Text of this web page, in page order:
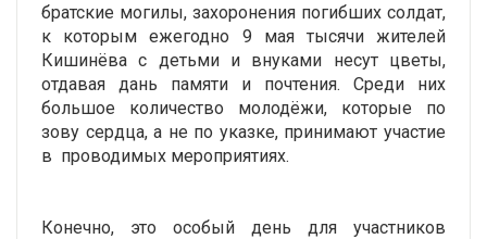
братские могилы, захоронения погибших солдат,
к которым ежегодно 9 мая тысячи жителей
Кишинёва с детьми и внуками несут цветы,
отдавая дань памяти и почтения. Среди них
большое количество молодёжи, которые по
зову сердца, а не по указке, принимают участие
в проводимых мероприятиях.
Конечно, это особый день для участников